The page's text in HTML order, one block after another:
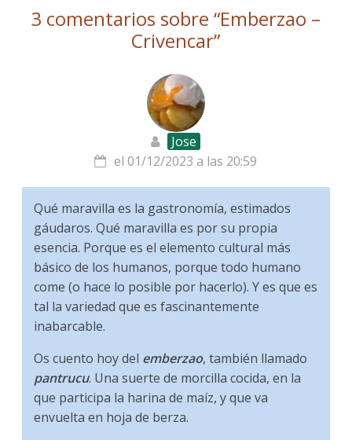
3 comentarios sobre “Emberzao –
Crivencar”
Jose
el 01/12/2023 a las 20:59
Qué maravilla es la gastronomía, estimados
gáudaros. Qué maravilla es por su propia
esencia. Porque es el elemento cultural más
básico de los humanos, porque todo humano
come (o hace lo posible por hacerlo). Y es que es
tal la variedad que es fascinantemente
inabarcable.
Os cuento hoy del emberzao, también llamado
pantrucu. Una suerte de morcilla cocida, en la
que participa la harina de maíz, y que va
envuelta en hoja de berza.